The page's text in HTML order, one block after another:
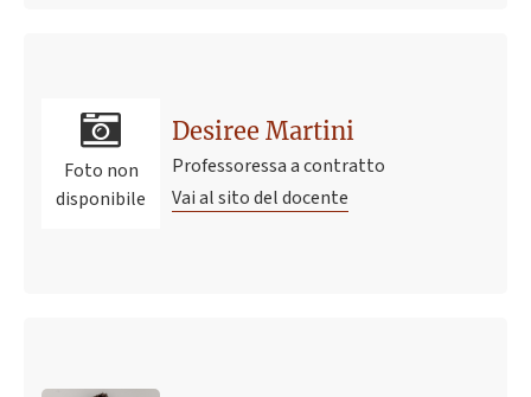
Foto non
disponibile
Desiree Martini
Professoressa a contratto
Vai al sito del docente